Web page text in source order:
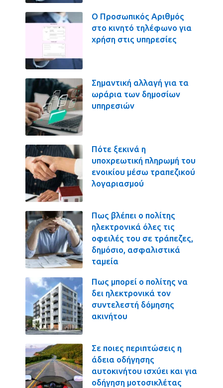
Ο Προσωπικός Αριθμός
στο κινητό τηλέφωνο για
χρήση στις υπηρεσίες
Σημαντική αλλαγή για τα
ωράρια των δημοσίων
υπηρεσιών
Πότε ξεκινά η
υποχρεωτική πληρωμή του
ενοικίου μέσω τραπεζικού
λογαριασμού
Πως βλέπει ο πολίτης
ηλεκτρονικά όλες τις
οφειλές του σε τράπεζες,
δημόσιο, ασφαλιστικά
ταμεία
Πως μπορεί ο πολίτης να
δει ηλεκτρονικά τον
συντελεστή δόμησης
ακινήτου
Σε ποιες περιπτώσεις η
άδεια οδήγησης
αυτοκινήτου ισχύει και για
οδήγηση μοτοσικλέτας